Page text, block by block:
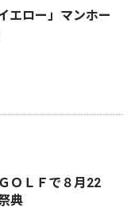
エロー」マンホー
ＯＬＦで８月22
典